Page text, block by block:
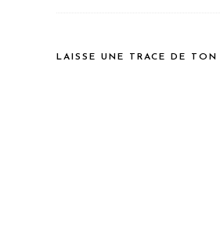
LAISSE UNE TRACE DE TON